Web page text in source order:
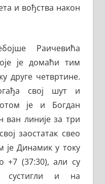
и вођства након
Раичевића
је домаћи тим
друге четвртине.
свој шут и
је и Богдан
ван линије за три
заостатак свео
је Динамик у току
+7 (37:30), али су
сустигли и на